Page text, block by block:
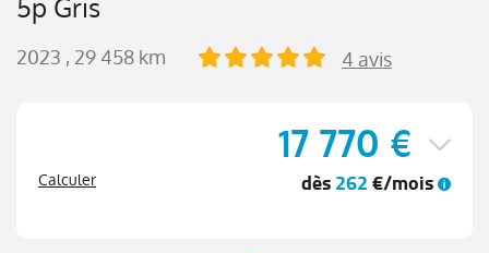
5p Gris
2023 , 29 458 km 4 avis
Calculer
17 770 €
dès262€/mois